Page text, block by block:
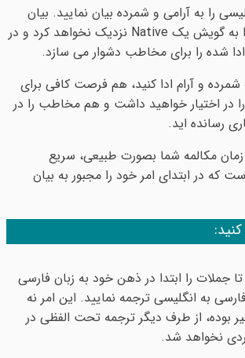
را به آرامی و شمرده بیان نمایید. بیان
سریع جملات، شما را به گویش یک Native نزدیک نخواهد کرد و در
شده را برای مخاطب دشوار می سازد.
و آرام ادا کنید، هم فرصت کافی برای
در اختیار خواهید داشت و هم مخاطب را در
رسانده اید.
زمان مکالمه شما بصورت طبیعی، سریع
که در ابتدای امر خود را مجبور به بیان
جملات را ابتدا در ذهن خود به زبان فارسی
به انگلیسی ترجمه نمایید. این امر نه
بوده، از طرف دیگر ترجمه تحت الفظی در
نخواهد شد.